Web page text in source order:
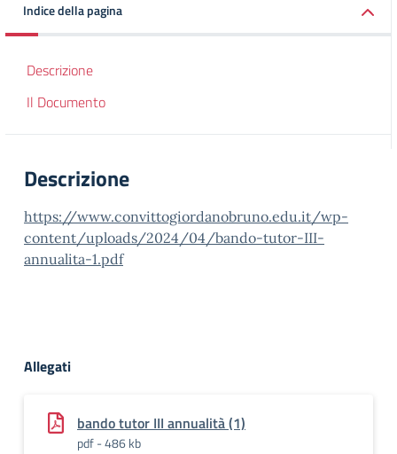
Indice della pagina
Descrizione
Il Documento
Descrizione
https://www.convittogiordanobruno.edu.it/wp-
content/uploads/2024/04/bando-tutor-III-
annualita-1.pdf
Allegati
bando tutor III annualità (1)
pdf - 486 kb